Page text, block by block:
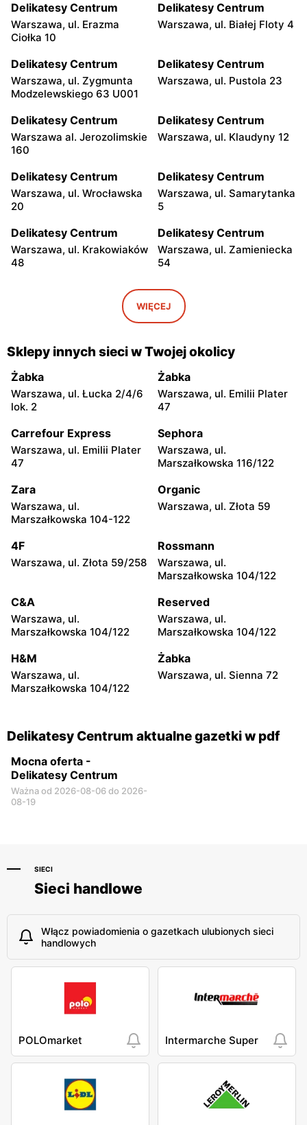
Delikatesy Centrum
Warszawa, ul. Erazma
Ciołka 10
Delikatesy Centrum
Warszawa, ul. Białej Floty 4
Delikatesy Centrum
Warszawa, ul. Zygmunta
Modzelewskiego 63 U001
Delikatesy Centrum
Warszawa, ul. Pustola 23
Delikatesy Centrum
Warszawa al. Jerozolimskie
160
Delikatesy Centrum
Warszawa, ul. Klaudyny 12
Delikatesy Centrum
Warszawa, ul. Wrocławska
20
Delikatesy Centrum
Warszawa, ul. Samarytanka
5
Delikatesy Centrum
Warszawa, ul. Krakowiaków
48
Delikatesy Centrum
Warszawa, ul. Zamieniecka
54
Delikatesy Centrum
Warszawa, ul. Franciszka
Kawy 44
Delikatesy Centrum
Warszawa, ul. Kłobucka 8b
Delikatesy Centrum
Warszawa, ul. Béli Bartóka
8
Delikatesy Centrum
Warszawy 40a
Delikatesy Centrum
Delikatesy Centrum Delikatesy Centrum
Gór 57
Delikatesy Centrum
114
Delikatesy Centrum
lok.2
Delikatesy Centrum
Pileckiego 2
Delikatesy Centrum
11
Delikatesy Centrum
27
Delikatesy Centrum
Partyzantów 10
Delikatesy Centrum Delikatesy Centrum
WIĘCEJ
Sklepy innych sieci w Twojej okolicy
Żabka
Warszawa, ul. Łucka 2/4/6
lok. 2
Żabka
Warszawa, ul. Emilii Plater
47
Carrefour Express
Warszawa, ul. Emilii Plater
47
Sephora
Warszawa, ul.
Marszałkowska 116/122
Zara
Warszawa, ul.
Marszałkowska 104-122
Organic
Warszawa, ul. Złota 59
4F
Warszawa, ul. Złota 59/258
Rossmann
Warszawa, ul.
Marszałkowska 104/122
C&A
Warszawa, ul.
Marszałkowska 104/122
Reserved
Warszawa, ul.
Marszałkowska 104/122
H&M
Warszawa, ul.
Marszałkowska 104/122
Żabka
Warszawa, ul. Sienna 72
Delikatesy Centrum aktualne gazetki w pdf
Mocna oferta -
Delikatesy Centrum
Ważna od 2026-08-06 do 2026-
08-19
SIECI
Sieci handlowe
Włącz powiadomienia o gazetkach ulubionych sieci
handlowych
POLOmarket Intermarche Super